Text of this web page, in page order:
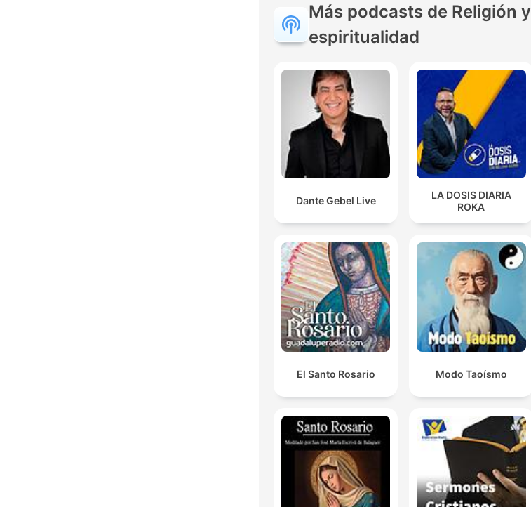
Más podcasts de Religión y
espiritualidad
Dante Gebel Live
LA DOSIS DIARIA
ROKA
El Santo Rosario Modo Taoísmo